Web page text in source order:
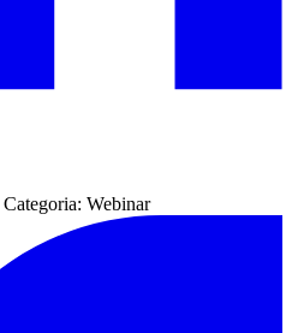
Categoria: Webinar